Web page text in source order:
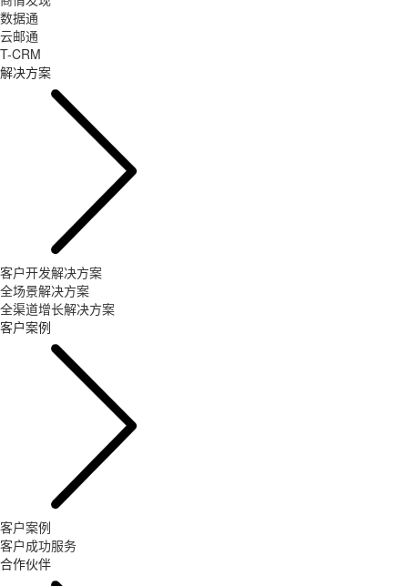
数据通
云邮通
T-CRM
解决方案
客户开发解决方案
全场景解决方案
全渠道增长解决方案
客户案例
客户案例
客户成功服务
合作伙伴